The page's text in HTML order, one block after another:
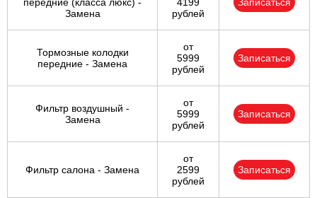
передние (класса люкс) -
Замена
4199
рублей
Записаться
Тормозные колодки
передние - Замена
от
5999
рублей
Записаться
Фильтр воздушный -
Замена
от
5999
рублей
Записаться
Фильтр салона - Замена
от
2599
рублей
Записаться